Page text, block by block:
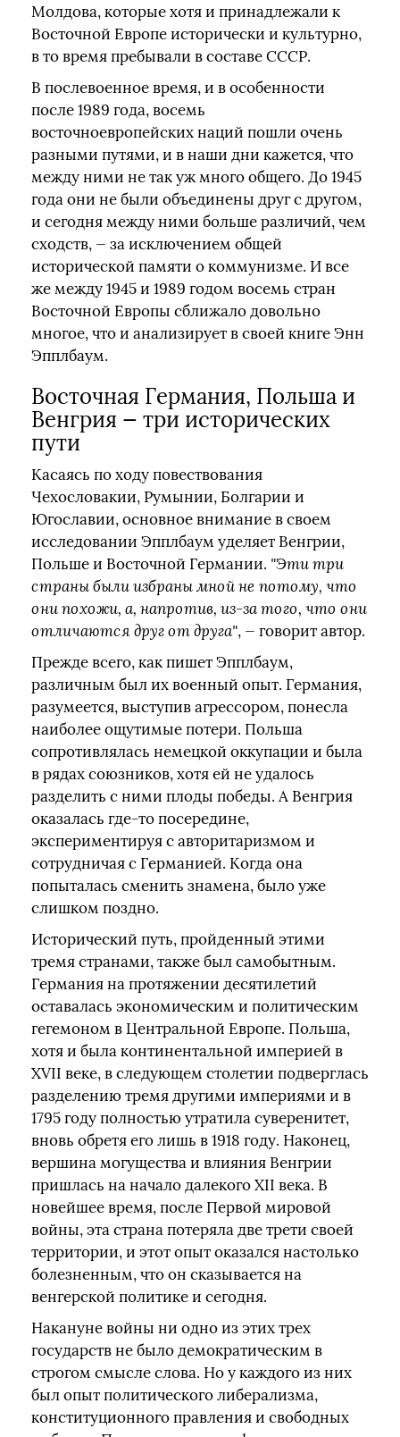
Молдова, которые хотя и принадлежали к
Восточной Европе исторически и культурно,
в то время пребывали в составе СССР.
В послевоенное время, и в особенности
после 1989 года, восемь
восточноевропейских наций пошли очень
разными путями, и в наши дни кажется, что
между ними не так уж много общего. До 1945
года они не были объединены друг с другом,
и сегодня между ними больше различий, чем
сходств, — за исключением общей
исторической памяти о коммунизме. И все
же между 1945 и 1989 годом восемь стран
Восточной Европы сближало довольно
многое, что и анализирует в своей книге Энн
Эпплбаум.
Восточная Германия, Польша и
Венгрия — три исторических
пути
Касаясь по ходу повествования
Чехословакии, Румынии, Болгарии и
Югославии, основное внимание в своем
исследовании Эпплбаум уделяет Венгрии,
Польше и Восточной Германии. "Эти три
страны были избраны мной не потому, что
они похожи, а, напротив, из-за того, что они
отличаются друг от друга", — говорит автор.
Прежде всего, как пишет Эпплбаум,
различным был их военный опыт. Германия,
разумеется, выступив агрессором, понесла
наиболее ощутимые потери. Польша
сопротивлялась немецкой оккупации и была
в рядах союзников, хотя ей не удалось
разделить с ними плоды победы. А Венгрия
оказалась где-то посередине,
экспериментируя с авторитаризмом и
сотрудничая с Германией. Когда она
попыталась сменить знамена, было уже
слишком поздно.
Исторический путь, пройденный этими
тремя странами, также был самобытным.
Германия на протяжении десятилетий
оставалась экономическим и политическим
гегемоном в Центральной Европе. Польша,
хотя и была континентальной империей в
XVII веке, в следующем столетии подверглась
разделению тремя другими империями и в
1795 году полностью утратила суверенитет,
вновь обретя его лишь в 1918 году. Наконец,
вершина могущества и влияния Венгрии
пришлась на начало далекого XII века. В
новейшее время, после Первой мировой
войны, эта страна потеряла две трети своей
территории, и этот опыт оказался настолько
болезненным, что он сказывается на
венгерской политике и сегодня.
Накануне войны ни одно из этих трех
государств не было демократическим в
строгом смысле слова. Но у каждого из них
был опыт политического либерализма,
конституционного правления и свободных